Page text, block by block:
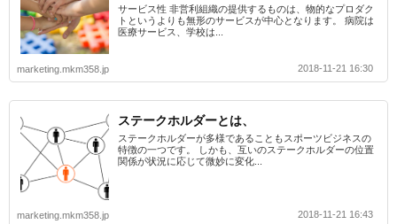
サービス性 非営利組織の提供するものは、物的なプロダク
トというよりも無形のサービスが中心となります。 病院は
医療サービス、学校は...
marketing.mkm358.jp 2018-11-21 16:30
ステークホルダーとは、
ステークホルダーが多様であることもスポーツビジネスの
特徴の一つです。 しかも、互いのステークホルダーの位置
関係が状況に応じて微妙に変化...
marketing.mkm358.jp 2018-11-21 16:43